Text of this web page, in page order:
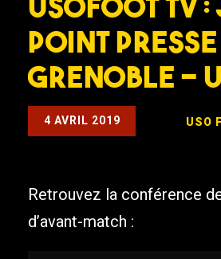
point
Grenoble –
4 AVRIL 2019 USO
Retrouvez la conférence
d’avant-match :